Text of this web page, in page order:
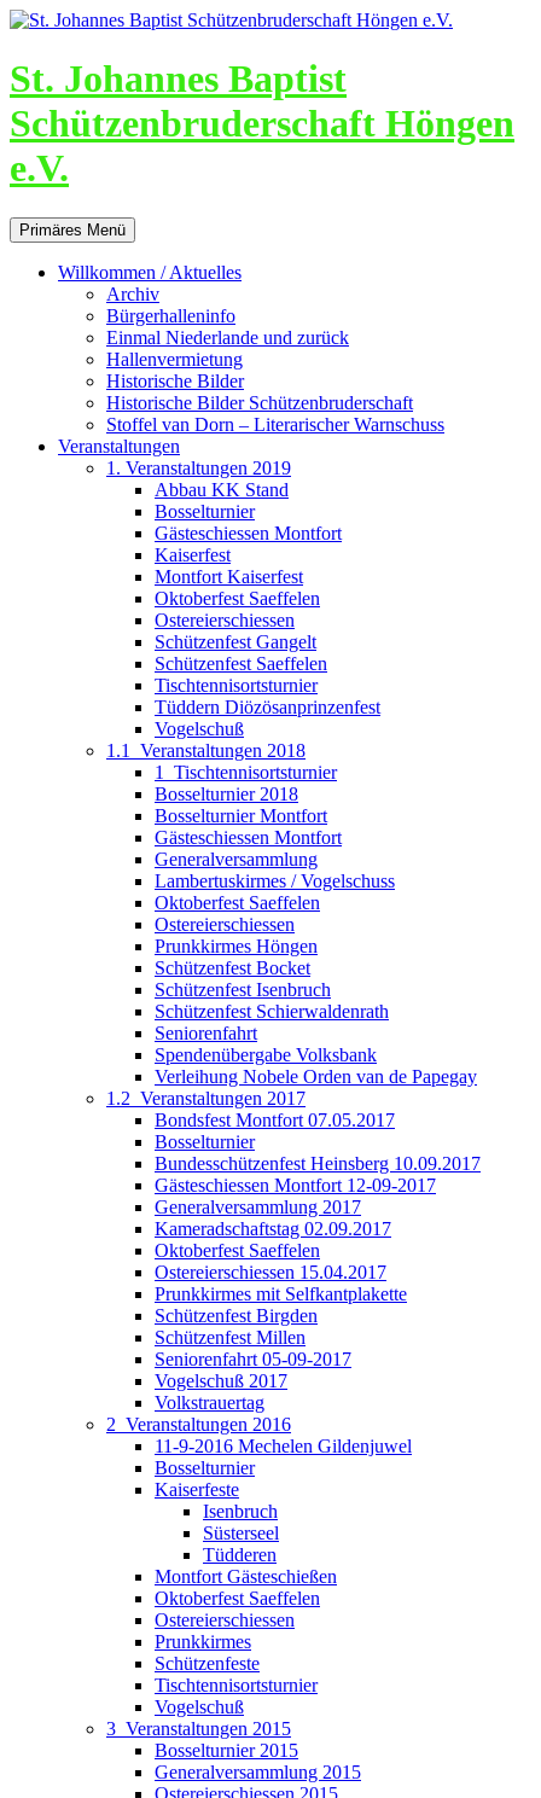
St. Johannes Baptist
Schützenbruderschaft Höngen
e.V.
Suchen
Primäres Menü Zum
Inhalt
springen
Willkommen / Aktuelles
Archiv
Bürgerhalleninfo
Einmal Niederlande und zurück
Hallenvermietung
Historische Bilder
Historische Bilder Schützenbruderschaft
Stoffel van Dorn – Literarischer Warnschuss
Veranstaltungen
1. Veranstaltungen 2019
Abbau KK Stand
Bosselturnier
Gästeschiessen Montfort
Kaiserfest
Montfort Kaiserfest
Oktoberfest Saeffelen
Ostereierschiessen
Schützenfest Gangelt
Schützenfest Saeffelen
Tischtennisortsturnier
Tüddern Diözösanprinzenfest
Vogelschuß
1.1_Veranstaltungen 2018
1_Tischtennisortsturnier
Bosselturnier 2018
Bosselturnier Montfort
Gästeschiessen Montfort
Generalversammlung
Lambertuskirmes / Vogelschuss
Oktoberfest Saeffelen
Ostereierschiessen
Prunkkirmes Höngen
Schützenfest Bocket
Schützenfest Isenbruch
Schützenfest Schierwaldenrath
Seniorenfahrt
Spendenübergabe Volksbank
Verleihung Nobele Orden van de Papegay
1.2_Veranstaltungen 2017
Bondsfest Montfort 07.05.2017
Bosselturnier
Bundesschützenfest Heinsberg 10.09.2017
Gästeschiessen Montfort 12-09-2017
Generalversammlung 2017
Kameradschaftstag 02.09.2017
Oktoberfest Saeffelen
Ostereierschiessen 15.04.2017
Prunkkirmes mit Selfkantplakette
Schützenfest Birgden
Schützenfest Millen
Seniorenfahrt 05-09-2017
Vogelschuß 2017
Volkstrauertag
2_Veranstaltungen 2016
11-9-2016 Mechelen Gildenjuwel
Bosselturnier
Kaiserfeste
Isenbruch
Süsterseel
Tüdderen
Montfort Gästeschießen
Oktoberfest Saeffelen
Ostereierschiessen
Prunkkirmes
Schützenfeste
Tischtennisortsturnier
Vogelschuß
3_Veranstaltungen 2015
Bosselturnier 2015
Generalversammlung 2015
Ostereierschiessen 2015